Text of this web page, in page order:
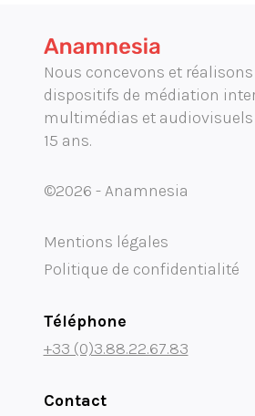
Nous concevons et
dispositifs de médiation
multimédias et
15 ans.
©2026 - Anamnesia
Mentions légales
Politique de confidentialité
Téléphone
+33 (0)3.88.22.67.83
Contact